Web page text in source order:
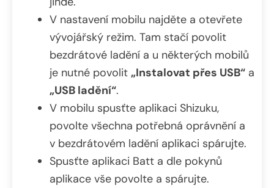
V nastavení mobilu najděte a otevřete
vývojářský režim. Tam stačí povolit
bezdrátové ladění a u některých mobilů
je nutné povolit „Instalovat přes USB“ a
„USB ladění“.
V mobilu spusťte aplikaci Shizuku,
povolte všechna potřebná oprávnění a
v bezdrátovém ladění aplikaci spárujte.
Spusťte aplikaci Batt a dle pokynů
aplikace vše povolte a spárujte.